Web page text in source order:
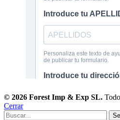
© 2026 Forest Imp & Exp SL.
Cerrar